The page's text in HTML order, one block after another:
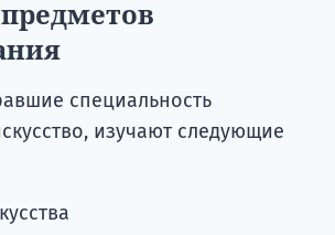
специальность
изучают следующие